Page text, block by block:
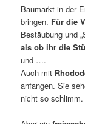
Baumarkt in der
bringen. Für die
Bestäubung und
als ob ihr die
und ….
Auch mit
anfangen. Sie
nicht so schlimm.